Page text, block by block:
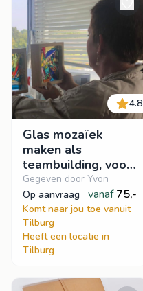
4.8
Glas mozaïek
maken als
teambuilding, voor
een open,
creatieve mindset
of als teamuitje.
Gegeven door Yvon
op aanvraag
vanaf 75,-
Komt naar jou toe vanuit
Tilburg
Heeft een locatie in
Tilburg